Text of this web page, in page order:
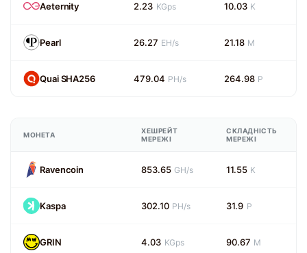
Aeternity 2.23 KGps 10.03 K
Pearl 26.27 EH/s 21.18 M
Quai SHA256 479.04 PH/s 264.98 P
МОНЕТА
ХЕШРЕЙТ
МЕРЕЖІ
СКЛАДНІСТЬ
МЕРЕЖІ
Ravencoin 853.65 GH/s 11.55 K
Kaspa 302.10 PH/s 31.9 P
GRIN 4.03 KGps 90.67 M